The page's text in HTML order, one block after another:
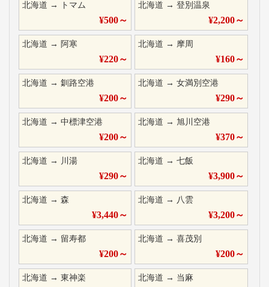
北海道 → トマム
¥500～
北海道 →登別温泉
¥2,200～
北海道 → 阿寒
¥220～
北海道 → 摩周
¥160～
北海道 → 釧路空港
¥200～
北海道 →女満別空港
¥290～
北海道 → 中標津空港
¥200～
北海道 →旭川空港
¥370～
北海道 → 川湯
¥290～
北海道 →七飯
¥3,900～
北海道 → 森
¥3,440～
北海道 → 八雲
¥3,200～
北海道 → 留寿都
¥200～
北海道 →喜茂別
¥200～
北海道 → 東神楽 北海道 → 当麻